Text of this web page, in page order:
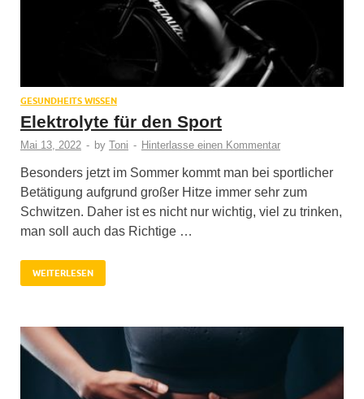
GESUNDHEITS WISSEN
Elektrolyte für den Sport
Mai 13, 2022 - by Toni - Hinterlasse einen Kommentar
Besonders jetzt im Sommer kommt man bei sportlicher
Betätigung aufgrund großer Hitze immer sehr zum
Schwitzen. Daher ist es nicht nur wichtig, viel zu trinken,
man soll auch das Richtige …
WEITERLESEN